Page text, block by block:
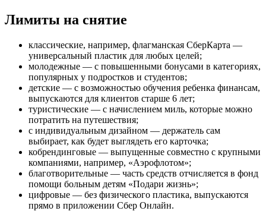
Лимиты на снятие
классические, например, флагманская СберКарта —
универсальный пластик для любых целей;
молодежные — с повышенными бонусами в категориях,
популярных у подростков и студентов;
детские — с возможностью обучения ребенка финансам,
выпускаются для клиентов старше 6 лет;
туристические — с начислением миль, которые можно
потратить на путешествия;
с индивидуальным дизайном — держатель сам
выбирает, как будет выглядеть его карточка;
кобрендинговые — выпущенные совместно с крупными
компаниями, например, «Аэрофлотом»;
благотворительные — часть средств отчисляется в фонд
помощи больным детям «Подари жизнь»;
цифровые — без физического пластика, выпускаются
прямо в приложении Сбер Онлайн.